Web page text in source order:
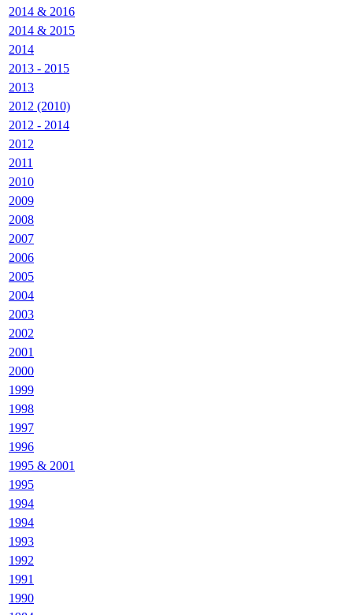
2014 & 2016
2014 & 2015
2014
2013 - 2015
2013
2012 (2010)
2012 - 2014
2012
2011
2010
2009
2008
2007
2006
2005
2004
2003
2002
2001
2000
1999
1998
1997
1996
1995 & 2001
1995
1994
1994
1993
1992
1991
1990